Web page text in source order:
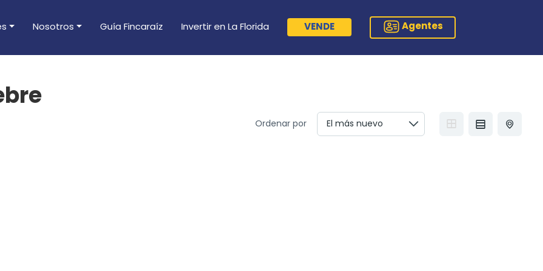
Ya
Nosotros Guía Fincaraíz Invertir en La Florida VENDE Agentes
Ordenar por